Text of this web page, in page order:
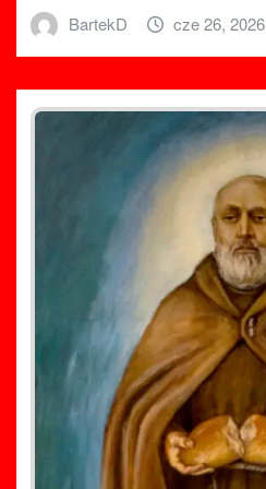
BartekD cze 26, 2026